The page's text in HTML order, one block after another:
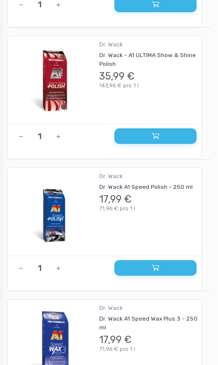
Dr. Wack
Dr. Wack - A1 ULTIMA Show & Shine
Polish
35,99 €
143,96 € pro 1 l
Dr. Wack
Dr. Wack A1 Speed Polish - 250 ml
17,99 €
71,96 € pro 1 l
Dr. Wack
Dr. Wack A1 Speed Wax Plus 3 - 250
ml
17,99 €
71,96 € pro 1 l